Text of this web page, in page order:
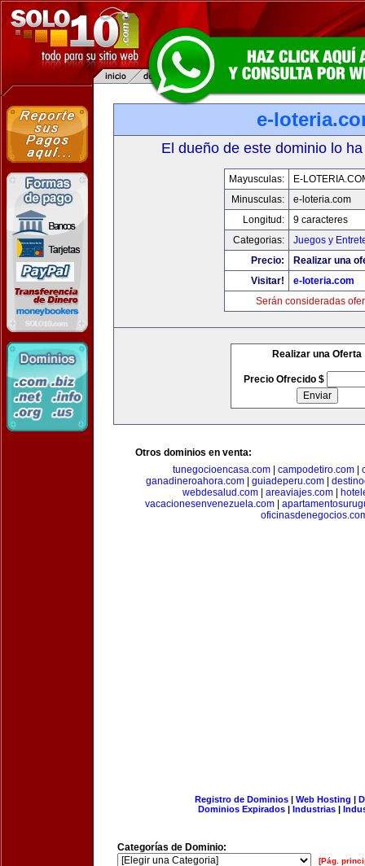
e-
El dueño de este dominio lo
Mayusculas:
E-
Minusculas:
e-loteria.com
Longitud:
9 caracteres
Categorias:
Juegos y
Precio:
Realizar una
Visitar!
e-loteria.com
Serán consideradas
Realizar una Oferta
Precio Ofrecido $
Otros dominios en venta:
tunegocioencasa.com| campodetiro.com|
ganadineroahora.com
guiadeperu.com
webdesalud.com
areaviajes.com
vacacionesenvenezuela.com|
Registro de Dominios| Web Hosting |
Dominios Expirados | Industrias |
Categorías de Dominio:
[Pág.